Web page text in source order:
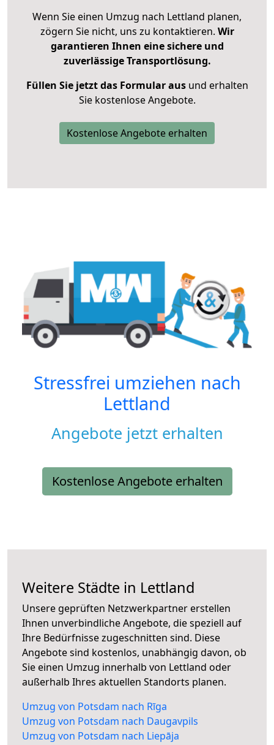
Wenn Sie einen Umzug nach Lettland planen,
zögern Sie nicht, uns zu kontaktieren. Wir
garantieren Ihnen eine sichere und
zuverlässige Transportlösung.
Füllen Sie jetzt das Formular ausund erhalten
Sie kostenlose Angebote.
Kostenlose Angebote erhalten
Stressfrei umziehen nach
Lettland
Angebote jetzt erhalten
Kostenlose Angebote erhalten
Weitere Städte in Lettland
Unsere geprüften Netzwerkpartner erstellen
Ihnen unverbindliche Angebote, die speziell auf
Ihre Bedürfnisse zugeschnitten sind. Diese
Angebote sind kostenlos, unabhängig davon, ob
Sie einen Umzug innerhalb von Lettland oder
außerhalb Ihres aktuellen Standorts planen.
Umzug von Potsdam nach Rīga
Umzug von Potsdam nach Daugavpils
Umzug von Potsdam nach Liepāja